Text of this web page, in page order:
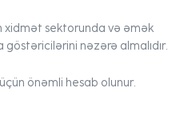
xidmət sektorunda və əmək
nəzərə almalıdır.
üçün önəmli hesab olunur.